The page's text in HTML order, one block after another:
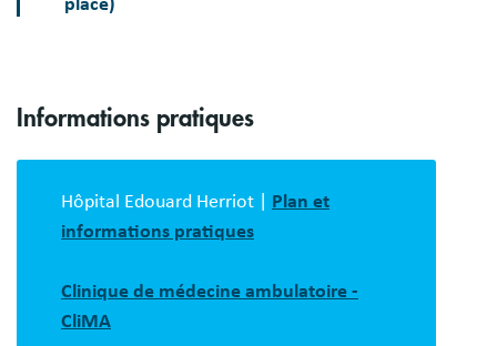
Informations pratiques
Hôpital Edouard Herriot |
Plan et
informations pratiques
Clinique de médecine ambulatoire -
CliMA